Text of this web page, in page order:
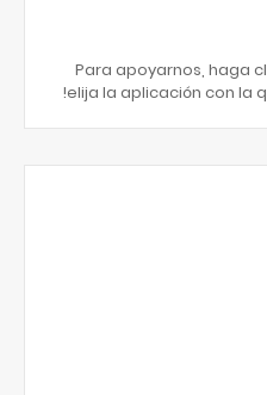
Para apoyarnos, haga
elija la aplicación con la